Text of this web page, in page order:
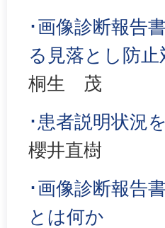
･画像診断報告
る見落とし防止
桐生 茂
･患者説明状況
櫻井直樹
･画像診断報告
とは何か